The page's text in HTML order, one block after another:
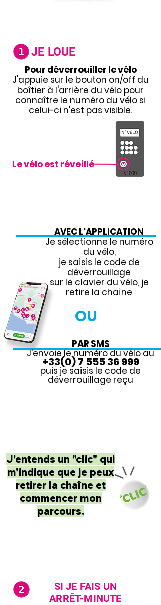
JE LOUE
Pour déverrouiller le vélo
J'appuie sur le bouton on/off du
boîtier à l'arrière du vélo pour
connaître le numéro du vélo si
celui-ci n'est pas visible.
Le vélo est réveillé
AVEC L'APPLICATION
Je sélectionne le numéro
du vélo,
je saisis le code de
déverrouillage
sur le clavier du vélo, je
retire la chaîne
OU
PAR SMS
J'envoie le numéro du vélo au
+33(0) 7 555 36 999
puis je saisis le code de
déverrouillage reçu
J'entends un "clic" qui
m'indique que je peux
retirer la chaîne et
commencer mon
parcours.
SI JE FAIS UN
ARRÊT-MINUTE